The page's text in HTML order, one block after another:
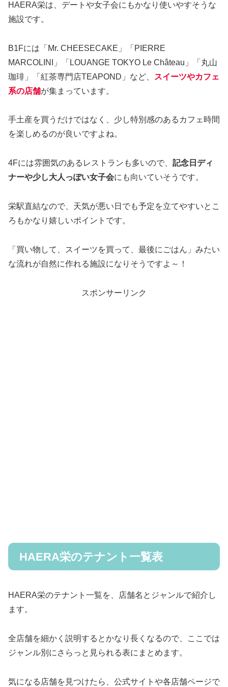
HAERA栄は、デートや女子会にもかなり使いやすそうな
施設です。
B1Fには「Mr. CHEESECAKE」「PIERRE
MARCOLINI」「LOUANGE TOKYO Le Château」「丸山
珈琲」「紅茶専門店TEAPOND」など、
スイーツやカフェ
系の店舗が集まっています。
手土産を買うだけではなく、少し特別感のあるカフェ時間
を楽しめるのが良いですよね。
4Fには雰囲気のあるレストランも多いので、 記念日ディ
ナーや少し大人っぽい女子会にも向いていそうです。
栄駅直結なので、天気が悪い日でも予定を立てやすいとこ
ろもかなり嬉しいポイントです。
「買い物して、スイーツを買って、最後にごはん」みたい
な流れが自然に作れる施設になりそうですよ～！
スポンサーリンク
HAERA栄のテナント一覧表
HAERA栄のテナント一覧を、店舗名とジャンルで紹介し
ます。
全店舗を細かく説明するとかなり長くなるので、ここでは
ジャンル別にさらっと見られる表にまとめます。
気になる店舗を見つけたら、公式サイトや各店舗ページで